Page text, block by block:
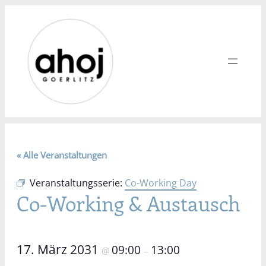
« Alle Veranstaltungen
Veranstaltungsserie: Co-Working Day
Co-Working & Austausch
17. März 2031 @ 09:00 – 13:00